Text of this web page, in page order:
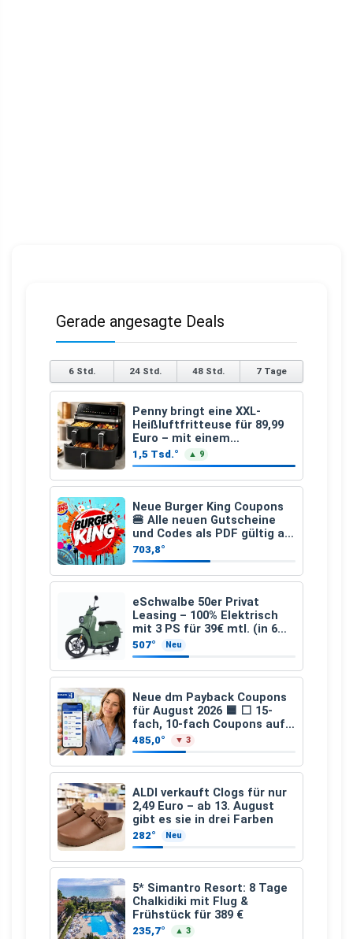
Gerade angesagte Deals
6 Std. 24 Std. 48 Std. 7 Tage
Penny bringt eine XXL-
Heißluftfritteuse für 89,99
Euro – mit einem
besonderen Vorteil
1,5 Tsd.° ▲ 9
Neue Burger King Coupons
🍔 Alle neuen Gutscheine
und Codes als PDF gültig ab
25.07.2026 bis 04.09.2026
703,8°
eSchwalbe 50er Privat
Leasing – 100% Elektrisch
mit 3 PS für 39€ mtl. (in 6
schicken Farben LF: 0.43, 36
Monate, Bereitstellung:
159,00 €, 2.500 km/Jahr)
507° Neu
Neue dm Payback Coupons
für August 2026 🟦 ⬜ 15-
fach, 10-fach Coupons auf
den gesamten Einkauf ab 2
€
485,0° ▼ 3
ALDI verkauft Clogs für nur
2,49 Euro – ab 13. August
gibt es sie in drei Farben
282° Neu
5* Simantro Resort: 8 Tage
Chalkidiki mit Flug &
Frühstück für 389 €
235,7° ▲ 3